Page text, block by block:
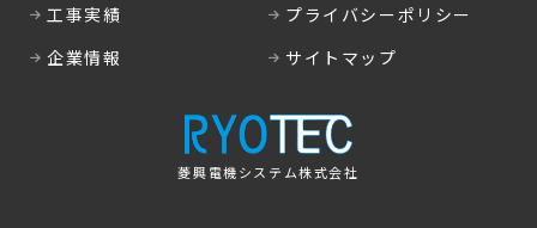
工事実績
企業情報
プライバシーポリシー
サイトマップ
菱興電機システム株式会社